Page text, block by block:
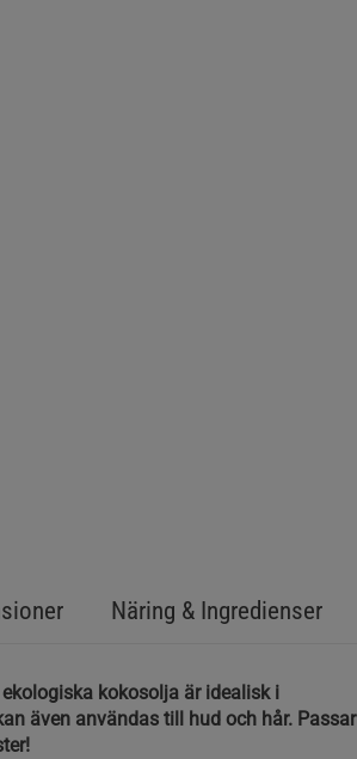
Näring & Ingredienser
kokosolja är idealisk i
även användas till hud och hår. Passar